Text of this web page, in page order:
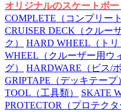
オリジナルのスケートボ
COMPLETE （コンプリー
CRUISER DECK （クルー
ク）
HARD WHEEL （ト
WHEEL （クルーザー用ウ
グ）
HARDWARE （ビス/
GRIPTAPE （デッキテープ
TOOL （工具類） SKATE
PROTECTOR （プロテク